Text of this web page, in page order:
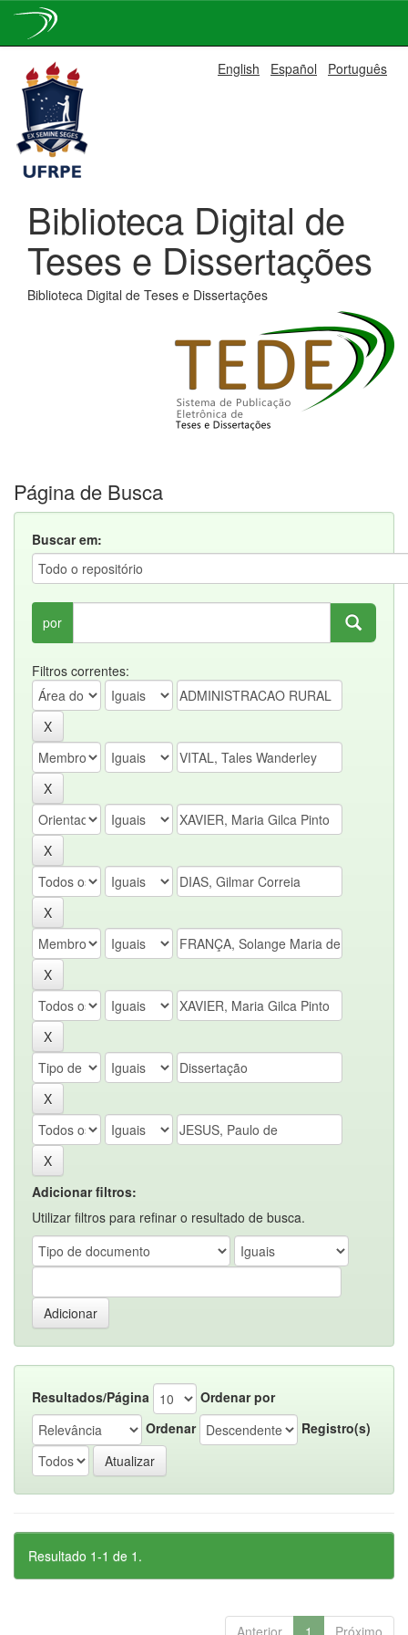
navigation
English Español Português
Biblioteca Digital de
Teses e Dissertações
Biblioteca Digital de Teses e Dissertações
Página de Busca
Buscar em:
por
Filtros correntes:
Adicionar filtros:
Utilizar filtros para refinar o resultado de busca.
Resultados/Página
Ordenar por
Ordenar
Registro(s)
Resultado 1-1 de 1.
Anterior 1 Próximo